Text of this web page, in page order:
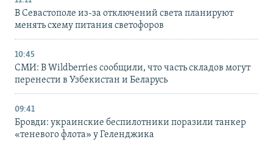
В Севастополе из-за отключений света планируют
менять схему питания светофоров
10:45
СМИ: В Wildberries сообщили, что часть складов могут
перенести в Узбекистан и Беларусь
09:41
Бровди: украинские беспилотники поразили танкер
«теневого флота» у Геленджика